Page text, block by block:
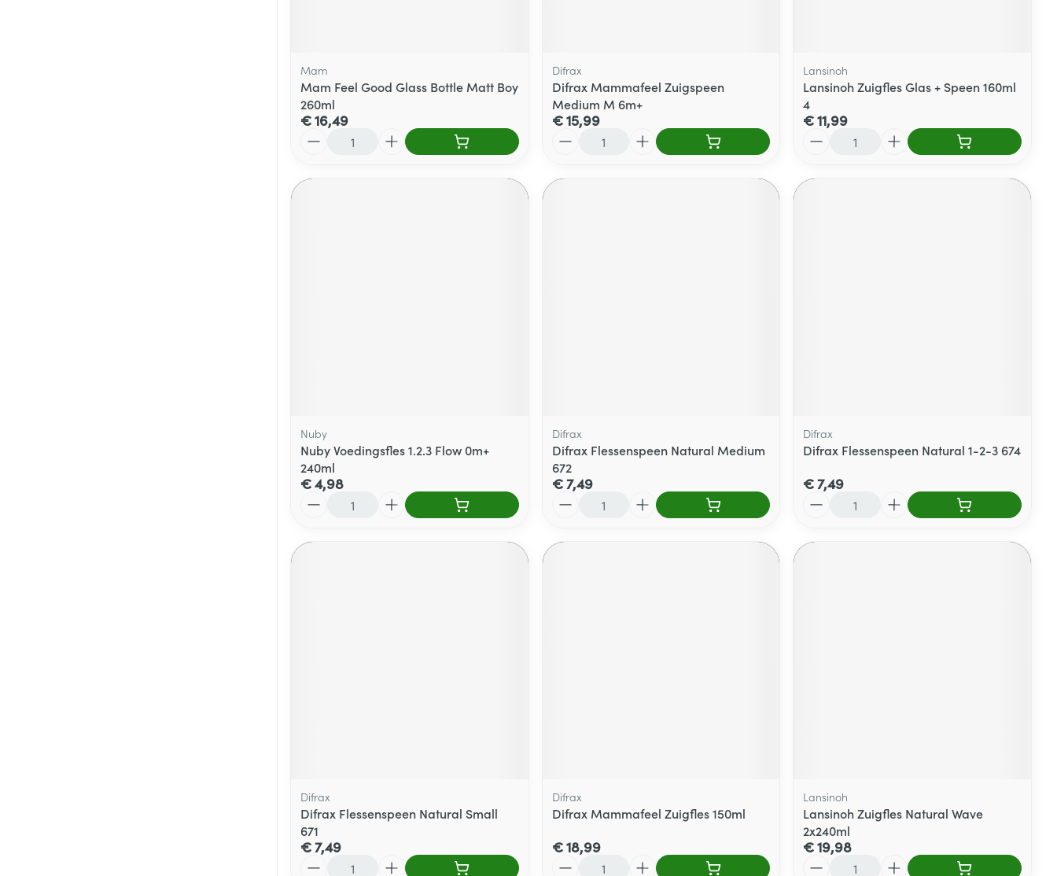
Mam
Mam Feel Good Glass Bottle Matt Boy
260ml
€ 16,49
Difrax
Difrax Mammafeel Zuigspeen
Medium M 6m+
€ 15,99
Lansinoh
Lansinoh Zuigfles Glas + Speen 160ml
4
€ 11,99
Nuby
Nuby Voedingsfles 1.2.3 Flow 0m+
240ml
€ 4,98
Difrax
Difrax Flessenspeen Natural Medium
672
€ 7,49
Difrax
Difrax Flessenspeen Natural 1-2-3 674
€ 7,49
Difrax
Difrax Flessenspeen Natural Small
671
€ 7,49
Difrax
Difrax Mammafeel Zuigfles 150ml
€ 18,99
Lansinoh
Lansinoh Zuigfles Natural Wave
2x240ml
€ 19,98